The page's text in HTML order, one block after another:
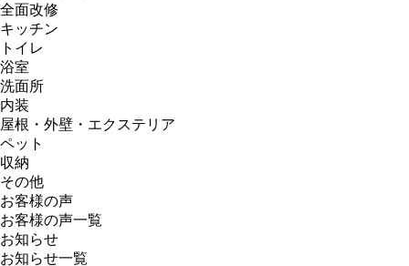
全面改修
キッチン
トイレ
浴室
洗面所
内装
屋根・外壁・エクステリア
ペット
収納
その他
お客様の声
お客様の声一覧
お知らせ
お知らせ一覧